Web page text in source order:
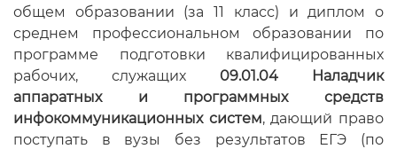
общем образовании (за 11 класс) и диплом о
среднем профессиональном образовании по
программе подготовки квалифицированных
рабочих, служащих 09.01.04 Наладчик
аппаратных и программных средств
инфокоммуникационных систем, дающий право
поступать в вузы без результатов ЕГЭ (по